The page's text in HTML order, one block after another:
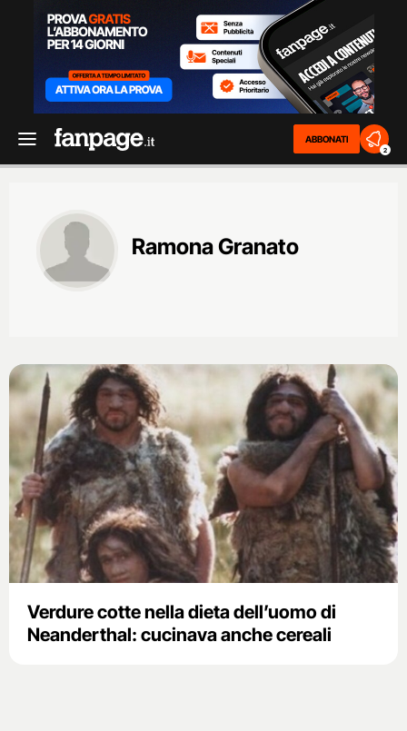
ABBONATI
2
Ramona Granato
Verdure cotte nella dieta dell’uomo di
Neanderthal: cucinava anche cereali